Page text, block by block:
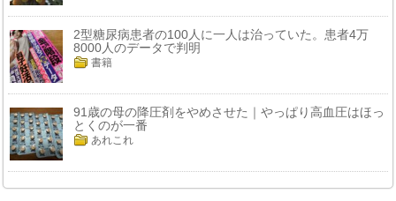
2型糖尿病患者の100人に一人は治っていた。患者4万
8000人のデータで判明
書籍
91歳の母の降圧剤をやめさせた｜やっぱり高血圧はほっ
とくのが一番
あれこれ